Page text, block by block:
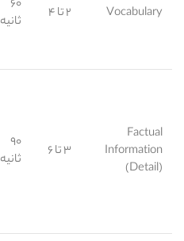
Vocabulary ۲ تا ۴
۶۰
ثانیه
Factual
Information
(Detail)
۳ تا ۶
۹۰
ثانیه